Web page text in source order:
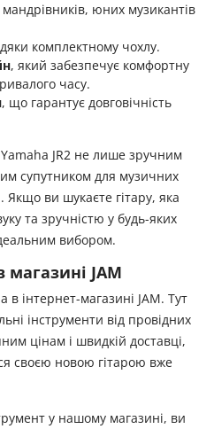
юних музикантів
комплектному чохлу.
, який забезпечує комфортну
часу.
, що гарантує довговічність
Yamaha JR2 не лише зручним
супутником для музичних
ви шукаєте гітару, яка
та зручністю у будь-яких
вибором.
магазині JAM
інтернет-магазині JAM. Тут
інструменти від провідних
цінам і швидкій доставці,
своєю новою гітарою вже
у нашому магазині, ви